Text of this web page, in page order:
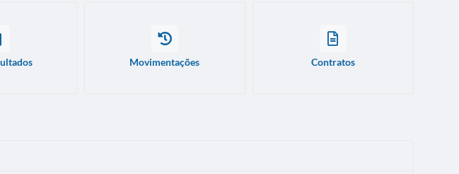
Movimentações Contratos